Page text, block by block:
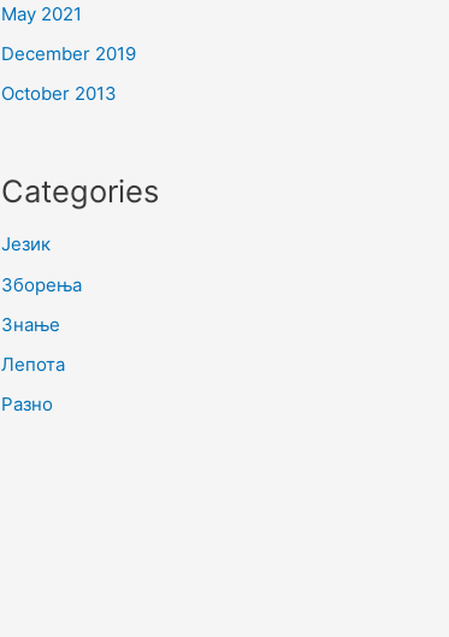
May 2021
December 2019
October 2013
Categories
Језик
Зборења
Знање
Лепота
Разно